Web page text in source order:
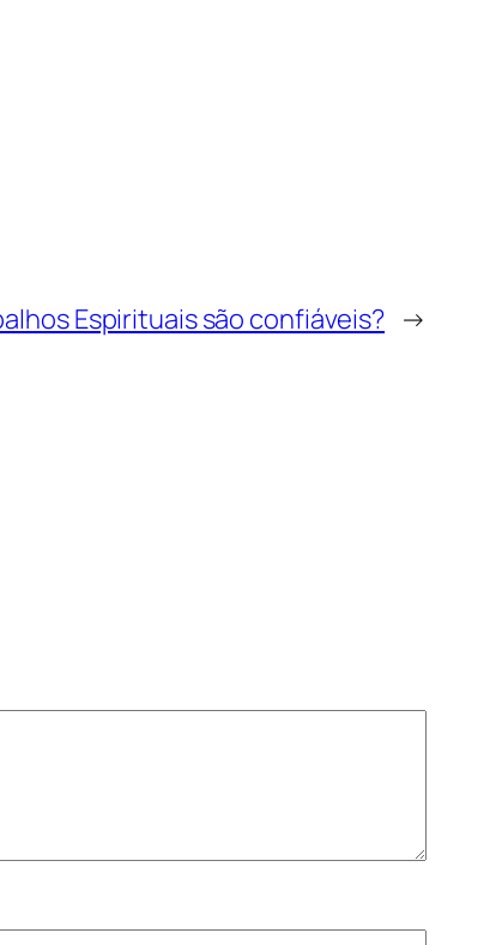
Espirituais são confiáveis? →